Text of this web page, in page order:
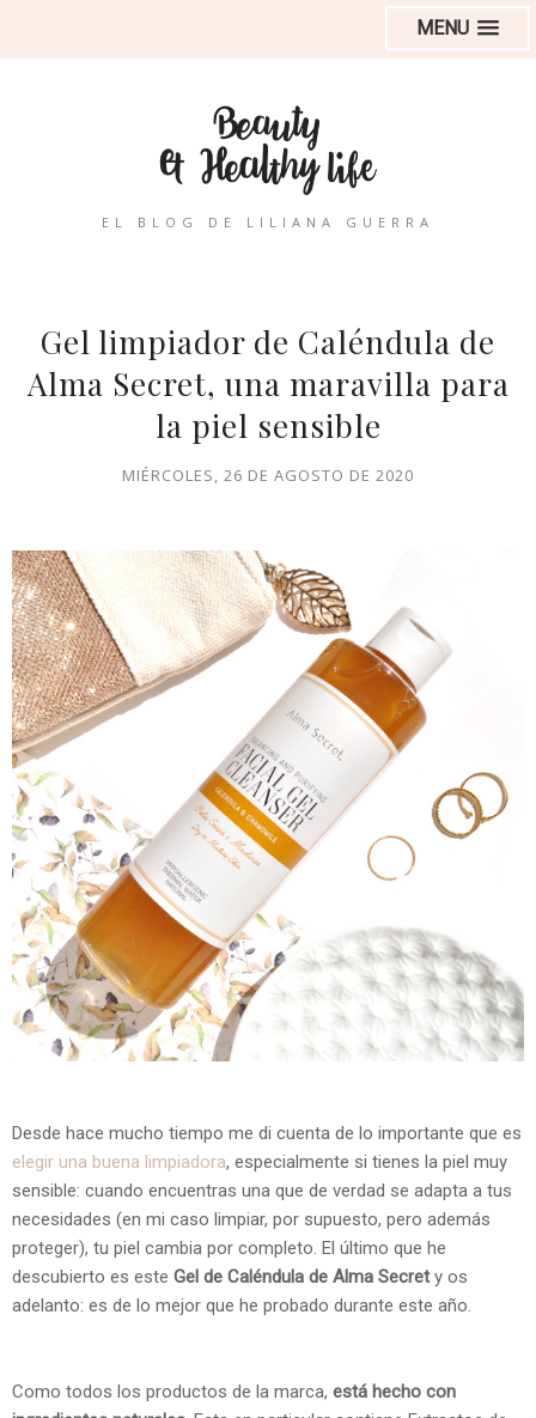
MENU
EL BLOG DE LILIANA GUERRA
Gel limpiador de Caléndula de
Alma Secret, una maravilla para
la piel sensible
MIÉRCOLES, 26 DE AGOSTO DE 2020
Desde hace mucho tiempo me di cuenta de lo importante que es
elegir una buena limpiadora, especialmente si tienes la piel muy
sensible: cuando encuentras una que de verdad se adapta a tus
necesidades (en mi caso limpiar, por supuesto, pero además
proteger), tu piel cambia por completo. El último que he
descubierto es este Gel de Caléndula de Alma Secrety os
adelanto: es de lo mejor que he probado durante este año.
Como todos los productos de la marca, está hecho con